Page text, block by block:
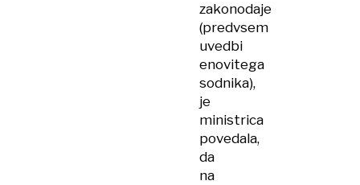
zakonodaje
(predvsem
uvedbi
enovitega
sodnika),
je
ministrica
povedala,
da
na